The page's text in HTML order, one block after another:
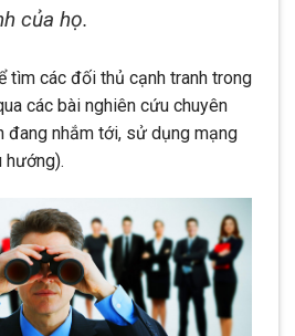
của họ.
tìm các đối thủ cạnh tranh trong
các bài nghiên cứu chuyên
đang nhắm tới, sử dụng mạng
hướng).